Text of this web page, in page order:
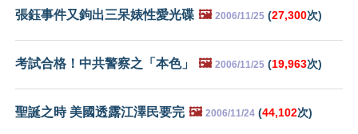
張鈺事件又鉤出三呆婊性愛光碟 🖼️ 2006/11/25 (27,300次)
考試合格！中共警察之「本色」 🖼️ 2006/11/25 (19,963次)
聖誕之時 美國透露江澤民要完 🖼️ 2006/11/24 (44,102次)